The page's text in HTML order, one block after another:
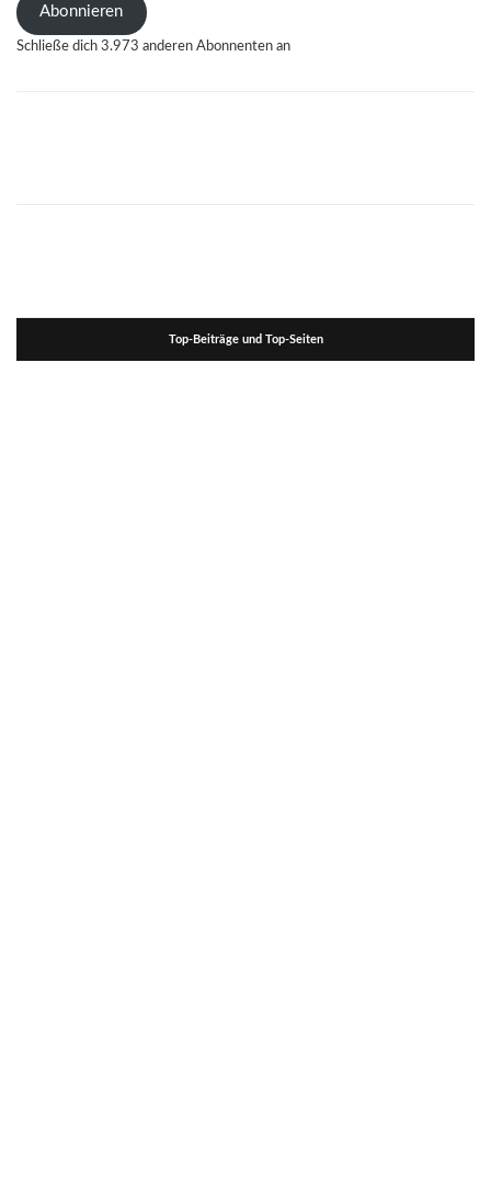
Abonnieren
Schließe dich 3.973 anderen Abonnenten an
Top-Beiträge und Top-Seiten